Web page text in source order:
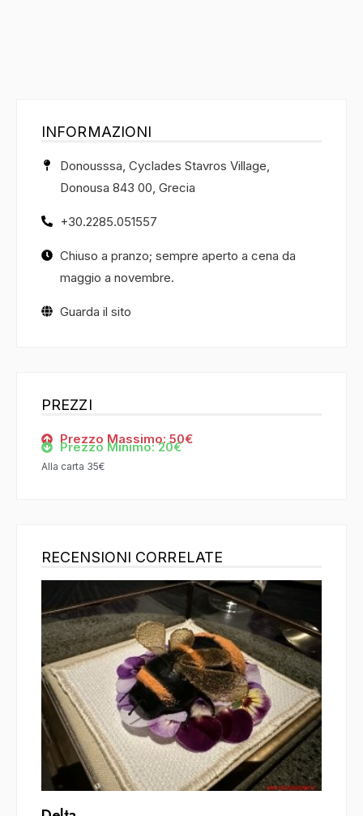
INFORMAZIONI
Donousssa, Cyclades Stavros Village,
Donousa 843 00, Grecia
+30.2285.051557
Chiuso a pranzo; sempre aperto a cena da
maggio a novembre.
Guarda il sito
PREZZI
Prezzo Massimo: 50€
Prezzo Minimo: 20€
Alla carta 35€
RECENSIONI CORRELATE